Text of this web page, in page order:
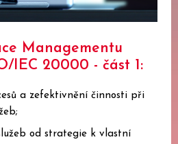
Managementu
IEC 20000 - část 1:
a zefektivnění činnosti při
od strategie k vlastní